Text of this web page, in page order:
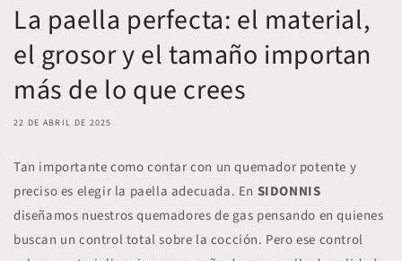
La paella perfecta: el material,
el grosor y el tamaño importan
más de lo que crees
22 DE ABRIL DE 2025
Tan importante como contar con un quemador potente y
preciso es elegir la paella adecuada. En SIDONNIS
diseñamos nuestros quemadores de gas pensando en quienes
buscan un control total sobre la cocción. Pero ese control